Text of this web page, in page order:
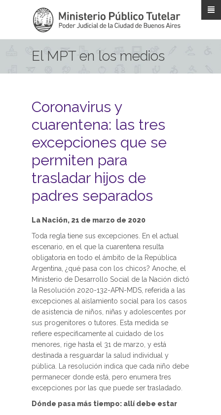
El MPT en los medios
Coronavirus y
cuarentena: las tres
excepciones que se
permiten para
trasladar hijos de
padres separados
La Nación, 21 de marzo de 2020
Toda regla tiene sus excepciones. En el actual
escenario, en el que la cuarentena resulta
obligatoria en todo el ámbito de la República
Argentina, ¿qué pasa con los chicos? Anoche, el
Ministerio de Desarrollo Social de la Nación dictó
la Resolución 2020-132-APN-MDS, referida a las
excepciones al aislamiento social para los casos
de asistencia de niños, niñas y adolescentes por
sus progenitores o tutores. Esta medida se
refiere específicamente al cuidado de los
menores, rige hasta el 31 de marzo, y está
destinada a resguardar la salud individual y
pública. La resolución indica que cada niño debe
permanecer donde está, pero enumera tres
excepciones por las que puede ser trasladado.
Dónde pasa más tiempo: allí debe estar